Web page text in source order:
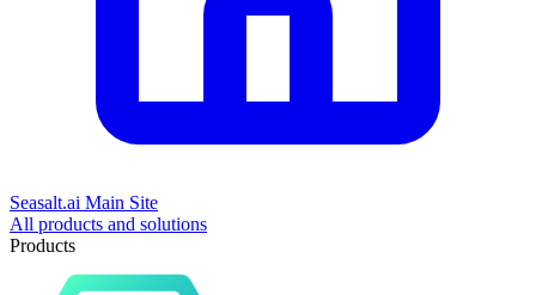
Seasalt.ai Main Site
All products and solutions
Products